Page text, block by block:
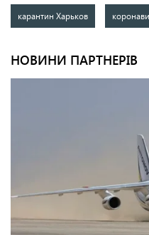
карантин Харьков